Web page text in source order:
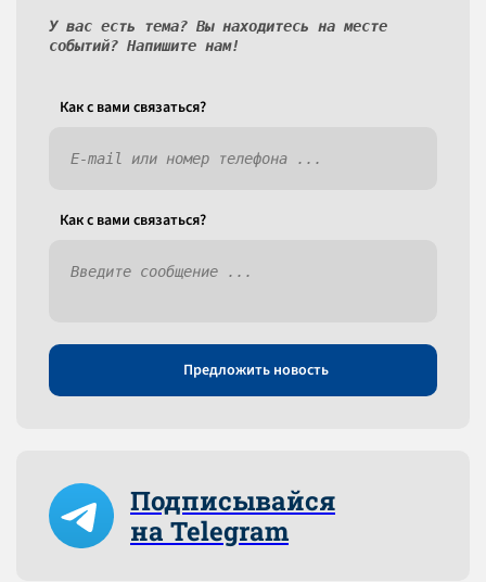
У вас есть тема? Вы находитесь на месте
событий? Напишите нам!
Как c вами связаться?
Как c вами связаться?
Предложить новость
Подписывайся
на Telegram